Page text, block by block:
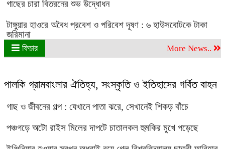
গাছের চারা বিতরনের শুভ উদ্ধোধন
টাঙ্গুয়ার হাওরে অবৈধ প্রবেশ ও পরিবেশ দূষণ : ৬ হাউসবোটকে টাকা
জরিমানা
More News..
ফিচার
পালকি গ্রামবাংলার ঐতিহ্য, সংস্কৃতি ও ইতিহাসের গর্বিত বাহন
গাছ ও জীবনের গল্প : যেখানে পাতা ঝরে, সেখানেই শিকড় বাঁচে
পঞ্চগড়ে অটো রাইস মিলের দাপটে চাতালকল হুমকির মুখে পড়েছে